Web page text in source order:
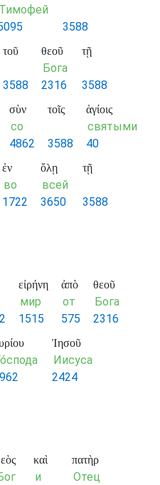
Тимофей
3588
τοῦ
3588
θεοῦ
Бога
2316
τῇ
3588
σὺν
со
4862
τοῖς
3588
ἁγίοις
святыми
40
ἐν
во
1722
ὅλῃ
всей
3650
τῇ
3588
εἰρήνη
мир
1515
ἀπὸ
от
575
θεοῦ
Бога
2316
Ἰησοῦ
Иисуса
2424
καὶ
и
πατὴρ
Отец